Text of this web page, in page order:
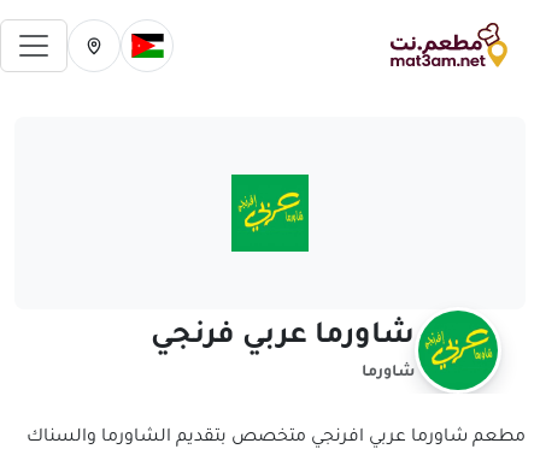
تغيير الدولة الحالية
تغيير المدينة
شاورما عربي فرنجي
شاورما
مطعم شاورما عربي افرنجي متخصص بتقديم الشاورما والسناك